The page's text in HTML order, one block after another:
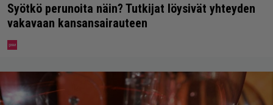
Syötkö perunoita näin? Tutkijat löysivät yhteyden
vakavaan kansansairauteen